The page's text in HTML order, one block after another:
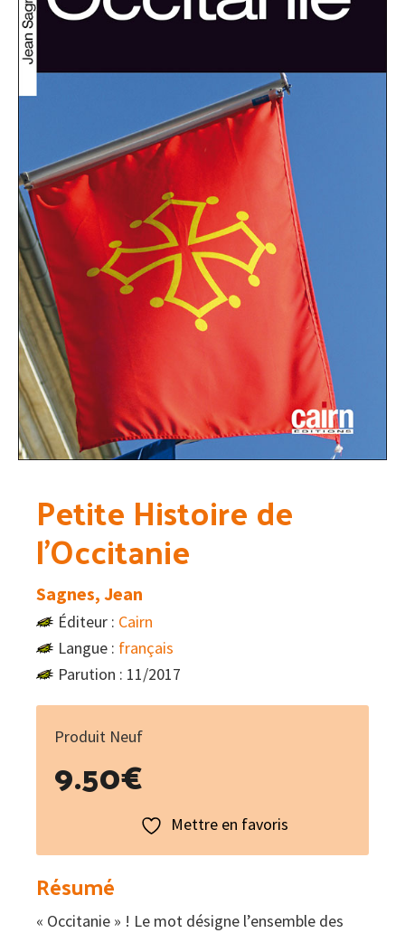
Petite Histoire de
l’Occitanie
Sagnes, Jean
Éditeur : Cairn
Langue : français
Parution : 11/2017
Produit Neuf
9.50€
Mettre en favoris
Résumé
« Occitanie » ! Le mot désigne l’ensemble des